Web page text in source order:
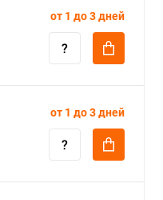
от 1 до 3 дней
от 1 до 3 дней